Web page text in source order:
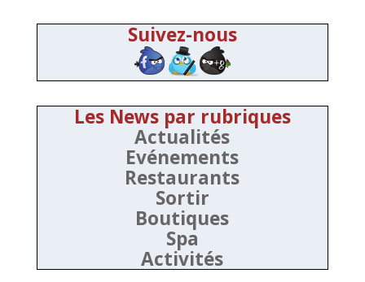
Suivez-nous
Les News par rubriques
Actualités
Evénements
Restaurants
Sortir
Boutiques
Spa
Activités